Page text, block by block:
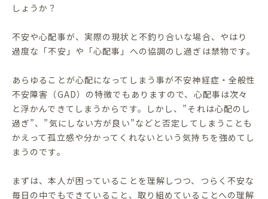
しょうか？
不安や心配事が、実際の現状と不釣り合いな場合、やはり
過度な「不安」や「心配事」への協調のし過ぎは禁物です。
あらゆることが心配になってしまう事が不安神経症・全般性
不安障害（GAD）の特徴でもありますので、心配事は次々
と浮かんできてしまうからです。しかし、”それは心配のし
過ぎ”、”気にしない方が良い”などと否定してしまうことも
かえって孤立感や分かってくれないという気持ちを強めてし
まうのです。
まずは、本人が困っていることを理解しつつ、つらく不安な
毎日の中でもできていること、取り組めていることへの理解